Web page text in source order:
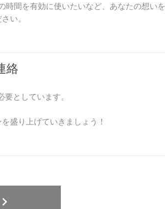
間を有効に使いたいなど、あなたの想いを
い。
絡
としています。
盛り上げていきましょう！